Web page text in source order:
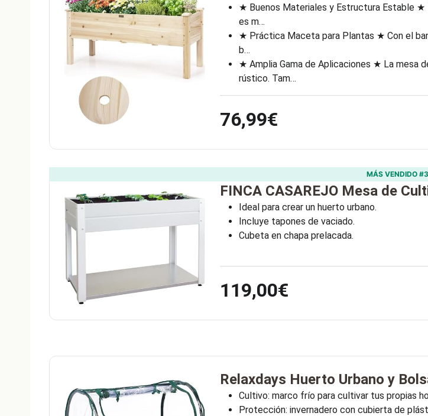
★ Buenos Materiales y Estructura Estable ★
es m…
★ Práctica Maceta para Plantas ★ Con el
b…
★ Amplia Gama de Aplicaciones ★ La mesa
rústico. Tam…
76,99€
MÁS VENDIDO #3
FINCA CASAREJO Mesa de
Ideal para crear un huerto urbano.
Incluye tapones de vaciado.
Cubeta en chapa prelacada.
119,00€
Relaxdays Huerto Urbano y
Cultivo: marco frío para cultivar tus propias
Protección: invernadero con cubierta de